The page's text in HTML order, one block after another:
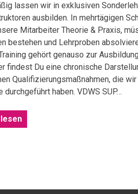
lassen wir in exklusiven
ausbilden. In mehrtägigen
Mitarbeiter Theorie & Praxis,
bestehen und Lehrproben
gehört genauso zur
findest Du eine chronische
Qualifizierungsmaßnahmen, die
durchgeführt haben. VDWS SUP…